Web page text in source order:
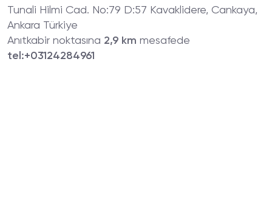
Tunali Hilmi Cad. No:79 D:57 Kavaklidere, Cankaya,
Ankara Türkiye
Anıtkabir noktasına 2,9 km mesafede
tel:+03124284961